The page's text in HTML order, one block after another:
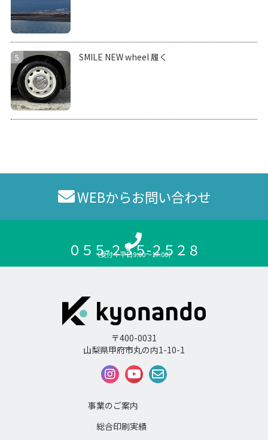
SMILE NEW wheel 履く
WEBからお問い合わせ
０５５-２３５-２５２８
（受付：平日9:00〜17:00）
〒400-0031
山梨県甲府市丸の内1-10-1
事業のご案内
総合印刷実績